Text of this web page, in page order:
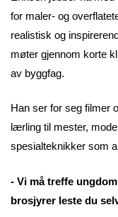
for maler- og
realistisk og
møter gjennom korte
av byggfag.
Han ser for seg filmer
lærling til mester,
spesialteknikker som
- Vi må treffe
brosjyrer leste du